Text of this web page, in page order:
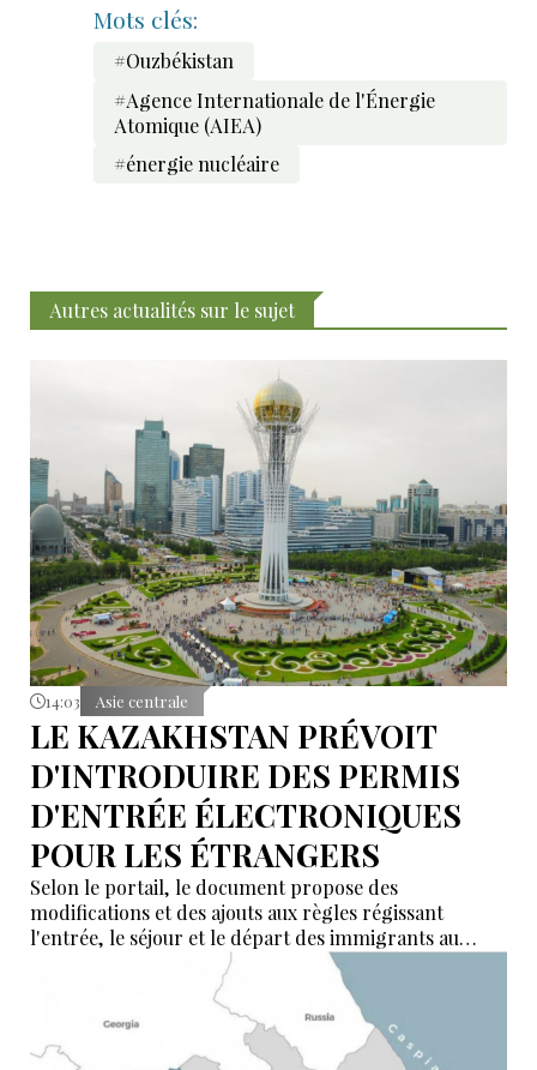
Mots clés:
#Ouzbékistan
#Agence Internationale de l'Énergie
Atomique (AIEA)
#énergie nucléaire
Autres actualités sur le sujet
14:03 Asie centrale
LE KAZAKHSTAN PRÉVOIT
D'INTRODUIRE DES PERMIS
D'ENTRÉE ÉLECTRONIQUES
POUR LES ÉTRANGERS
Selon le portail, le document propose des
modifications et des ajouts aux règles régissant
l'entrée, le séjour et le départ des immigrants au